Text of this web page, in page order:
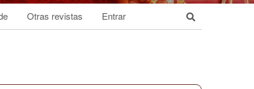
Otras revistas Entrar